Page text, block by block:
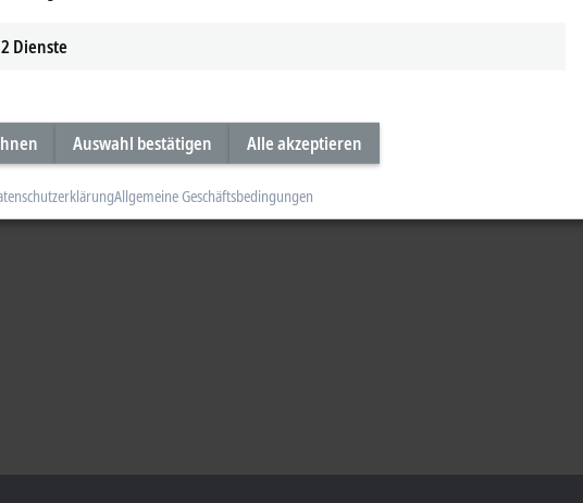
2 Dienste
Auswahl bestätigen Alle akzeptieren
Allgemeine Geschäftsbedingungen